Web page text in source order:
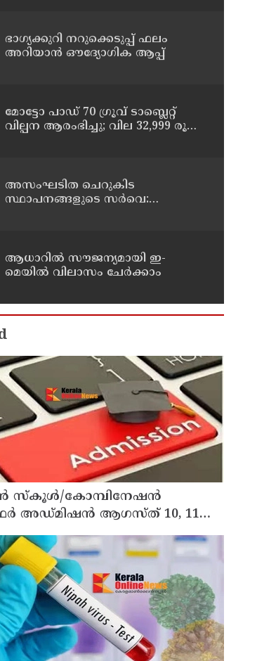
ഭാഗ്യക്കുറി നറുക്കെടുപ്പ് ഫലം
അറിയാൻ ഔദ്യോഗിക ആപ്പ്
മോട്ടോ പാഡ് 70 ഗ്രൂവ് ടാബ്ലെറ്റ്
വില്പന ആരംഭിച്ചു; വില 32,999 രൂപ
അസംഘടിത ചെറുകിട
സ്ഥാപനങ്ങളുടെ സർവെ:
ആധാറിൽ സൗജന്യമായി ഇ-
മെയിൽ വിലാസം ചേർക്കാം
സ്‌കൂൾ/കോമ്പിനേഷൻ
അഡ്മിഷൻ ആഗസ്ത് 10, 11